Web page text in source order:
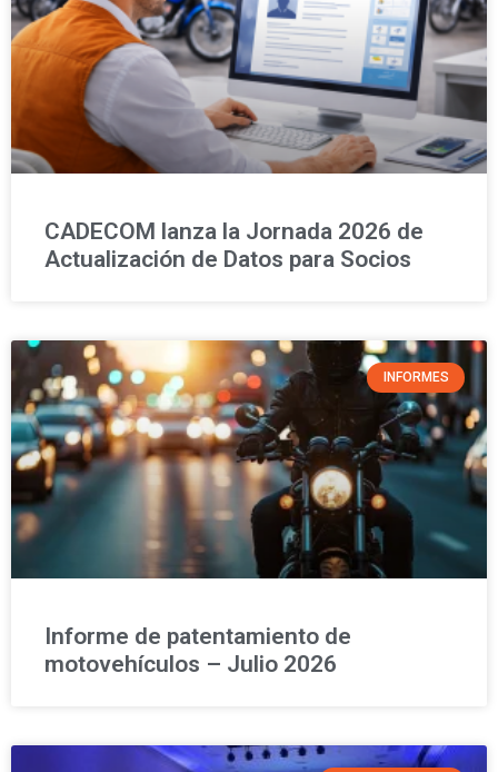
CADECOM lanza la Jornada 2026 de
Actualización de Datos para Socios
INFORMES
Informe de patentamiento de
motovehículos – Julio 2026